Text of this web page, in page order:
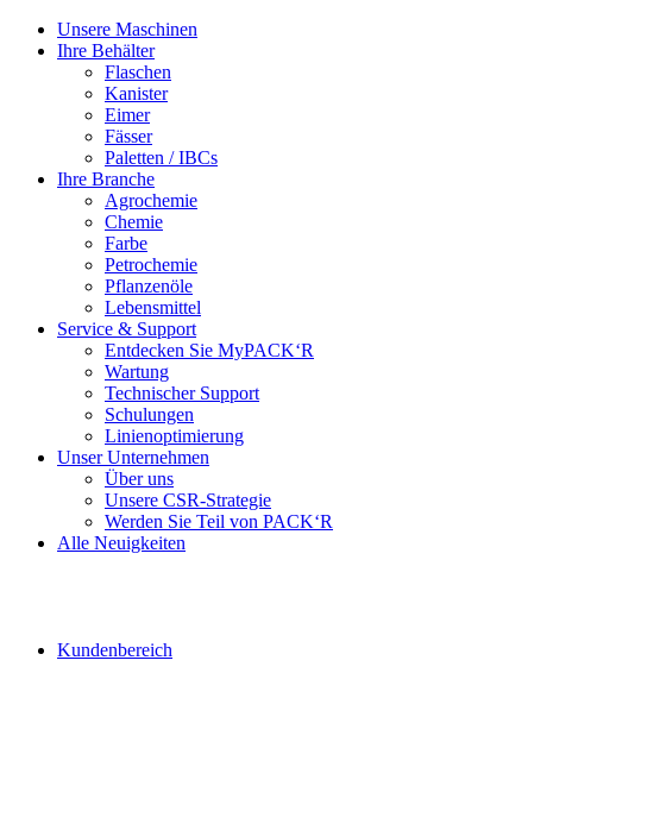
Unsere Maschinen
Ihre Behälter
Flaschen
Kanister
Eimer
Fässer
Paletten / IBCs
Ihre Branche
Agrochemie
Chemie
Farbe
Petrochemie
Pflanzenöle
Lebensmittel
Service & Support
Entdecken Sie MyPACK‘R
Wartung
Technischer Support
Schulungen
Linienoptimierung
Unser Unternehmen
Über uns
Unsere CSR-Strategie
Werden Sie Teil von PACK‘R
Alle Neuigkeiten
Kundenbereich